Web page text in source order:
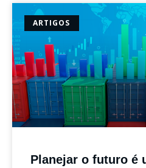
ARTIGOS
Planejar o futuro é